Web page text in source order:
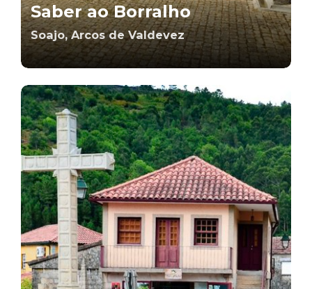
Saber ao Borralho
Soajo, Arcos de Valdevez